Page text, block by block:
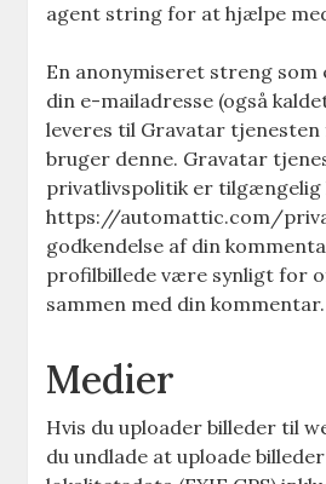
agent string for at hjælpe
En anonymiseret streng
din e-mailadresse (også
leveres til Gravatar tjenesten
bruger denne. Gravatar
privatlivspolitik er tilgængelig
https://automattic.com/
godkendelse af din
profilbillede være synligt for
sammen med din kommentar.
Medier
Hvis du uploader billeder til
du undlade at uploade